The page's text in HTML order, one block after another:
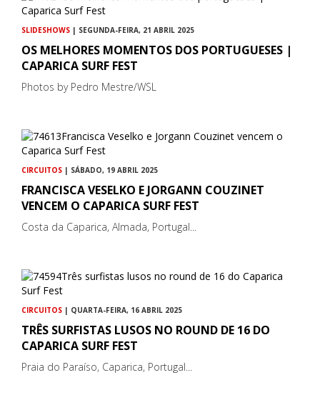
SLIDESHOWS | SEGUNDA-FEIRA, 21 ABRIL 2025
OS MELHORES MOMENTOS DOS PORTUGUESES |
CAPARICA SURF FEST
Photos by Pedro Mestre/WSL
CIRCUITOS | SÁBADO, 19 ABRIL 2025
FRANCISCA VESELKO E JORGANN COUZINET
VENCEM O CAPARICA SURF FEST
Costa da Caparica, Almada, Portugal...
CIRCUITOS | QUARTA-FEIRA, 16 ABRIL 2025
TRÊS SURFISTAS LUSOS NO ROUND DE 16 DO
CAPARICA SURF FEST
Praia do Paraíso, Caparica, Portugal...